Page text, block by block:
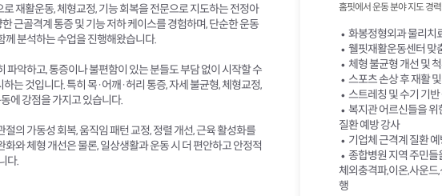
재활운동, 체형교정, 기능 회복을 전문으로 지도하는 전정아
근골격계 통증 및 기능 저하 케이스를 경험하며, 단순한 운동
께 분석하는 수업을 진행해왔습니다.
파악하고, 통증이나 불편함이 있는 분들도 부담 없이 시작할 수
는 것입니다. 특히 목·어깨·허리 통증, 자세 불균형, 체형교정,
에 강점을 가지고 있습니다.
의 가동성 회복, 움직임 패턴 교정, 정렬 개선, 근육 활성화를
와 체형 개선은 물론, 일상생활과 운동 시 더 편안하고 안정적
다.
홈핏에서 운동 분야 지도 경
화봉정형외과 물리치
웰핏재활운동센터 맞
체형 불균형 개선 및
스포츠 손상 후 재활
스트레칭 및 수기 기
복지관 어르신들을 위
질환 예방 강사
기업체 근격계 질환
종합병원 지역 주민들
체외충격파,이온,사운드
행